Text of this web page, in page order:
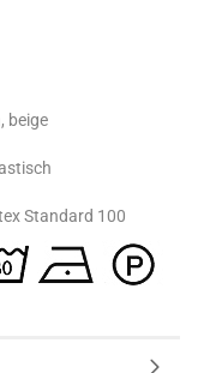
beige
Standard 100